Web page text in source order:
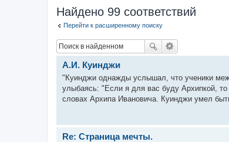
Найдено 99 соответствий
Перейти к расширенному поиску
А.И. Куинджи
"Куинджи однажды услышал, что ученики
улыбаясь: "Если я для вас буду Архипкой,
словах Архипа Ивановича. Куинджи умел
Re: Страница мечты.